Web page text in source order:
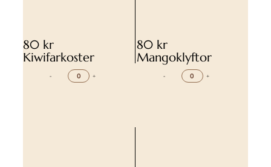
80 kr
Kiwifarkoster
- +
80 kr
Mangoklyftor
- +